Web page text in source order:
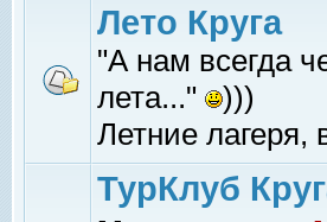
Лето Круга
"А нам всегда
лета..."
)))
Летние лагеря,
ТурКлуб